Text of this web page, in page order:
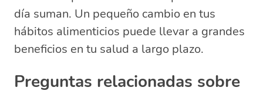
día suman. Un pequeño cambio en tus
hábitos alimenticios puede llevar a grandes
beneficios en tu salud a largo plazo.
Preguntas relacionadas sobre